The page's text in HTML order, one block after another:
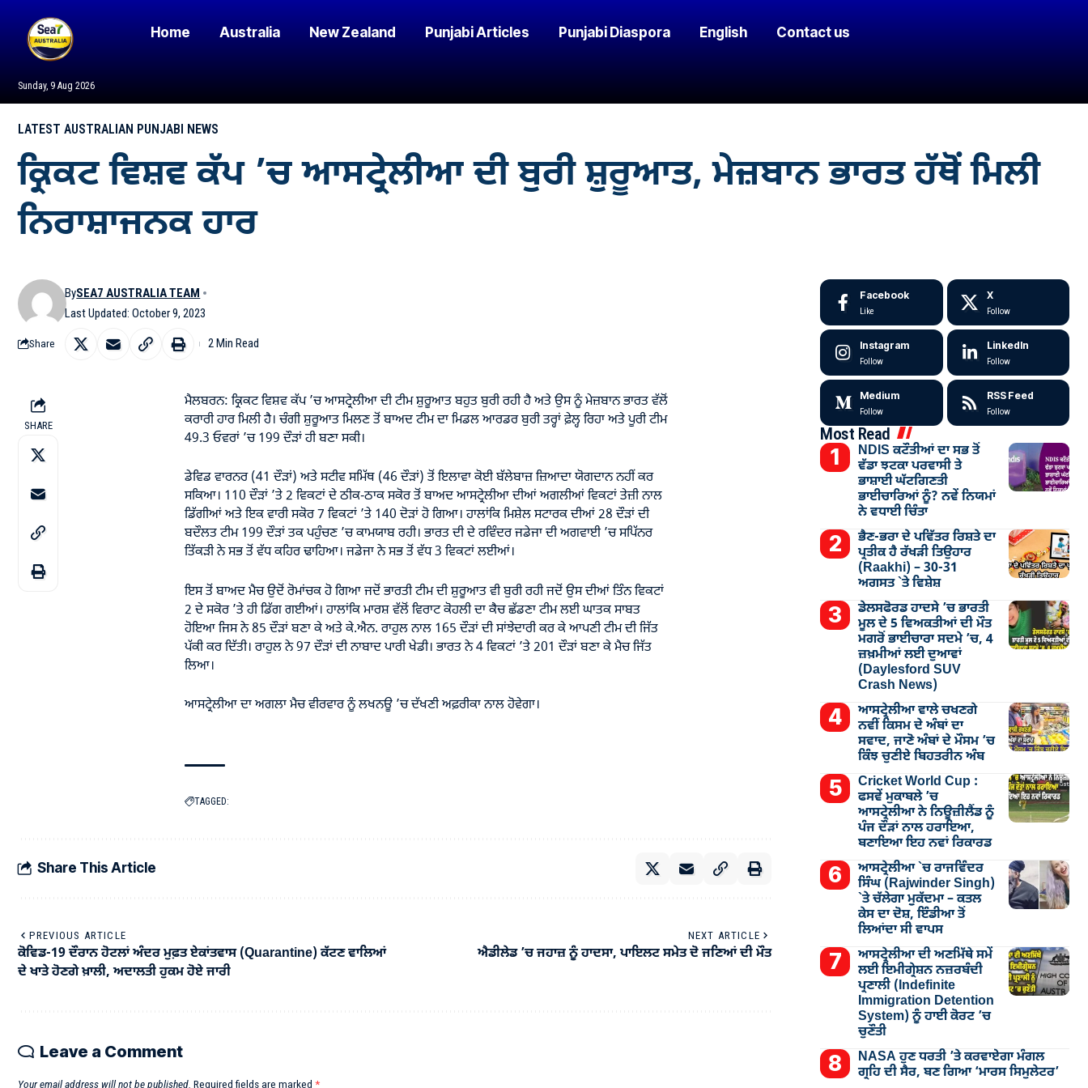
Sunday, 9 Aug 2026
Home Australia New Zealand Punjabi Articles Punjabi Diaspora English Contact us
LATEST AUSTRALIAN PUNJABI NEWS
ਕ੍ਰਿਕਟ ਵਿਸ਼ਵ ਕੱਪ ’ਚ ਆਸਟ੍ਰੇਲੀਆ ਦੀ ਬੁਰੀ ਸ਼ੁਰੂਆਤ, ਮੇਜ਼ਬਾਨ ਭਾਰਤ ਹੱਥੋਂ ਮਿਲੀ
ਨਿਰਾਸ਼ਾਜਨਕ ਹਾਰ
Last Updated: October 9, 2023
BySEA7 AUSTRALIA TEAM
Share 2 Min Read
SHARE
ਮੈਲਬਰਨ: ਕ੍ਰਿਕਟ ਵਿਸ਼ਵ ਕੱਪ ’ਚ ਆਸਟ੍ਰੇਲੀਆ ਦੀ ਟੀਮ ਸ਼ੁਰੂਆਤ ਬਹੁਤ ਬੁਰੀ ਰਹੀ ਹੈ ਅਤੇ ਉਸ ਨੂੰ ਮੇਜ਼ਬਾਨ ਭਾਰਤ ਵੱਲੋਂ
ਕਰਾਰੀ ਹਾਰ ਮਿਲੀ ਹੈ। ਚੰਗੀ ਸ਼ੁਰੂਆਤ ਮਿਲਣ ਤੋਂ ਬਾਅਦ ਟੀਮ ਦਾ ਮਿਡਲ ਆਰਡਰ ਬੁਰੀ ਤਰ੍ਹਾਂ ਫ਼ੇਲ੍ਹ ਰਿਹਾ ਅਤੇ ਪੂਰੀ ਟੀਮ
49.3 ਓਵਰਾਂ ’ਚ 199 ਦੌੜਾਂ ਹੀ ਬਣਾ ਸਕੀ।
ਡੇਵਿਡ ਵਾਰਨਰ (41 ਦੌੜਾਂ) ਅਤੇ ਸਟੀਵ ਸਮਿੱਥ (46 ਦੌੜਾਂ) ਤੋਂ ਇਲਾਵਾ ਕੋਈ ਬੱਲੇਬਾਜ਼ ਜ਼ਿਆਦਾ ਯੋਗਦਾਨ ਨਹੀਂ ਕਰ
ਸਕਿਆ। 110 ਦੌੜਾਂ ’ਤੇ 2 ਵਿਕਟਾਂ ਦੇ ਠੀਕ-ਠਾਕ ਸਕੋਰ ਤੋਂ ਬਾਅਦ ਆਸਟ੍ਰੇਲੀਆ ਦੀਆਂ ਅਗਲੀਆਂ ਵਿਕਟਾਂ ਤੇਜ਼ੀ ਨਾਲ
ਡਿੱਗੀਆਂ ਅਤੇ ਇਕ ਵਾਰੀ ਸਕੋਰ 7 ਵਿਕਟਾਂ ’ਤੇ 140 ਦੋੜਾਂ ਹੋ ਗਿਆ। ਹਾਲਾਂਕਿ ਮਿਸ਼ੇਲ ਸਟਾਰਕ ਦੀਆਂ 28 ਦੌੜਾਂ ਦੀ
ਬਦੌਲਤ ਟੀਮ 199 ਦੌੜਾਂ ਤਕ ਪਹੁੰਚਣ ’ਚ ਕਾਮਯਾਬ ਰਹੀ। ਭਾਰਤ ਦੀ ਦੇ ਰਵਿੰਦਰ ਜਡੇਜਾ ਦੀ ਅਗਵਾਈ ’ਚ ਸਪਿੱਨਰ
ਤਿੱਕੜੀ ਨੇ ਸਭ ਤੋਂ ਵੱਧ ਕਹਿਰ ਢਾਹਿਆ। ਜਡੇਜਾ ਨੇ ਸਭ ਤੋਂ ਵੱਧ 3 ਵਿਕਟਾਂ ਲਈਆਂ।
ਇਸ ਤੋਂ ਬਾਅਦ ਮੈਚ ਉਦੋਂ ਰੋਮਾਂਚਕ ਹੋ ਗਿਆ ਜਦੋਂ ਭਾਰਤੀ ਟੀਮ ਦੀ ਸ਼ੁਰੂਆਤ ਵੀ ਬੁਰੀ ਰਹੀ ਜਦੋਂ ਉਸ ਦੀਆਂ ਤਿੰਨ ਵਿਕਟਾਂ
2 ਦੇ ਸਕੋਰ ’ਤੇ ਹੀ ਡਿੱਗ ਗਈਆਂ। ਹਾਲਾਂਕਿ ਮਾਰਸ਼ ਵੱਲੋਂ ਵਿਰਾਟ ਕੋਹਲੀ ਦਾ ਕੈਚ ਛੱਡਣਾ ਟੀਮ ਲਈ ਘਾਤਕ ਸਾਬਤ
ਹੋਇਆ ਜਿਸ ਨੇ 85 ਦੌੜਾਂ ਬਣਾ ਕੇ ਅਤੇ ਕੇ.ਐਨ. ਰਾਹੁਲ ਨਾਲ 165 ਦੌੜਾਂ ਦੀ ਸਾਂਝੇਦਾਰੀ ਕਰ ਕੇ ਆਪਣੀ ਟੀਮ ਦੀ ਜਿੱਤ
ਪੱਕੀ ਕਰ ਦਿੱਤੀ। ਰਾਹੁਲ ਨੇ 97 ਦੌੜਾਂ ਦੀ ਨਾਬਾਦ ਪਾਰੀ ਖੇਡੀ। ਭਾਰਤ ਨੇ 4 ਵਿਕਟਾਂ ’ਤੇ 201 ਦੌੜਾਂ ਬਣਾ ਕੇ ਮੈਚ ਜਿੱਤ
ਲਿਆ।
ਆਸਟ੍ਰੇਲੀਆ ਦਾ ਅਗਲਾ ਮੈਚ ਵੀਰਵਾਰ ਨੂੰ ਲਖਨਊ ’ਚ ਦੱਖਣੀ ਅਫ਼ਰੀਕਾ ਨਾਲ ਹੋਵੇਗਾ।
TAGGED:
Share This Article
PREVIOUS ARTICLE
ਕੋਵਿਡ-19 ਦੌਰਾਨ ਹੋਟਲਾਂ ਅੰਦਰ ਮੁਫ਼ਤ ਏਕਾਂਤਵਾਸ (Quarantine) ਕੱਟਣ ਵਾਲਿਆਂ
ਦੇ ਖਾਤੇ ਹੋਣਗੇ ਖ਼ਾਲੀ, ਅਦਾਲਤੀ ਹੁਕਮ ਹੋਏ ਜਾਰੀ
NEXT ARTICLE
ਐਡੀਲੇਡ ’ਚ ਜਹਾਜ਼ ਨੂੰ ਹਾਦਸਾ, ਪਾਇਲਟ ਸਮੇਤ ਦੋ ਜਣਿਆਂ ਦੀ ਮੌਤ
Leave a Comment
Your email address will not be published. Required fields are marked *
Facebook
Like
X
Follow
Instagram
Follow
LinkedIn
Follow
Medium
Follow
RSS Feed
Follow
Most Read
NDIS ਕਟੌਤੀਆਂ ਦਾ ਸਭ ਤੋਂ
ਵੱਡਾ ਝਟਕਾ ਪਰਵਾਸੀ ਤੇ
ਭਾਸ਼ਾਈ ਘੱਟਗਿਣਤੀ
ਭਾਈਚਾਰਿਆਂ ਨੂੰ? ਨਵੇਂ ਨਿਯਮਾਂ
ਨੇ ਵਧਾਈ ਚਿੰਤਾ
ਭੈਣ-ਭਰਾ ਦੇ ਪਵਿੱਤਰ ਰਿਸ਼ਤੇ ਦਾ
ਪ੍ਰਤੀਕ ਹੈ ਰੱਖੜੀ ਤਿਉਹਾਰ
(Raakhi) – 30-31
ਅਗਸਤ `ਤੇ ਵਿਸ਼ੇਸ਼
ਡੇਲਸਫੋਰਡ ਹਾਦਸੇ ’ਚ ਭਾਰਤੀ
ਮੂਲ ਦੇ 5 ਵਿਅਕਤੀਆਂ ਦੀ ਮੌਤ
ਮਗਰੋਂ ਭਾਈਚਾਰਾ ਸਦਮੇ ’ਚ, 4
ਜ਼ਖ਼ਮੀਆਂ ਲਈ ਦੁਆਵਾਂ
(Daylesford SUV
Crash News)
ਆਸਟ੍ਰੇਲੀਆ ਵਾਲੇ ਚਖਣਗੇ
ਨਵੀਂ ਕਿਸਮ ਦੇ ਅੰਬਾਂ ਦਾ
ਸਵਾਦ, ਜਾਣੋ ਅੰਬਾਂ ਦੇ ਮੌਸਮ ’ਚ
ਕਿੰਝ ਚੁਣੀਏ ਬਿਹਤਰੀਨ ਅੰਬ
Cricket World Cup :
ਫਸਵੇਂ ਮੁਕਾਬਲੇ ’ਚ
ਆਸਟ੍ਰੇਲੀਆ ਨੇ ਨਿਊਜ਼ੀਲੈਂਡ ਨੂੰ
ਪੰਜ ਦੌੜਾਂ ਨਾਲ ਹਰਾਇਆ,
ਬਣਾਇਆ ਇਹ ਨਵਾਂ ਰਿਕਾਰਡ
ਆਸਟ੍ਰੇਲੀਆ `ਚ ਰਾਜਵਿੰਦਰ
ਸਿੰਘ (Rajwinder Singh)
`ਤੇ ਚੱਲੇਗਾ ਮੁੁਕੱਦਮਾ – ਕਤਲ
ਕੇਸ ਦਾ ਦੋਸ਼, ਇੰਡੀਆ ਤੋਂ
ਲਿਆਂਦਾ ਸੀ ਵਾਪਸ
ਆਸਟ੍ਰੇਲੀਆ ਦੀ ਅਣਮਿੱਥੇ ਸਮੇਂ
ਲਈ ਇਮੀਗ੍ਰੇਸ਼ਨ ਨਜ਼ਰਬੰਦੀ
ਪ੍ਰਣਾਲੀ (Indefinite
Immigration Detention
System) ਨੂੰ ਹਾਈ ਕੋਰਟ ’ਚ
ਚੁਣੌਤੀ
NASA ਹੁਣ ਧਰਤੀ ’ਤੇ ਕਰਵਾਏਗਾ ਮੰਗਲ
ਗ੍ਰਹਿ ਦੀ ਸੈਰ, ਬਣ ਗਿਆ ‘ਮਾਰਸ ਸਿਮੁਲੇਟਰ’